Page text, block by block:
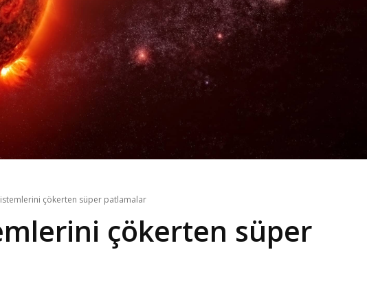
çökerten süper patlamalar
çökerten süper